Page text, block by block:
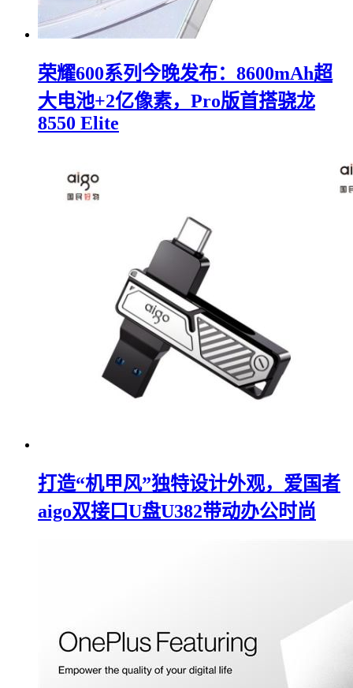
荣耀600系列今晚发布：8600mAh超
大电池+2亿像素，Pro版首搭骁龙
8550 Elite
打造“机甲风”独特设计外观，爱国者
aigo双接口U盘U382带动办公时尚